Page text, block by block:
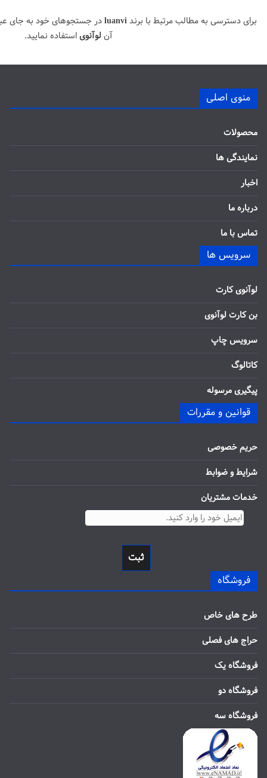
برای دسترسی به مطالب مرتبط با برندluanviدر جستجوهای خود به جای
آن لوآنویاستفاده نمایید.
منوی اصلی
محصولات
نمایندگی ها
اخبار
درباره ما
تماس با ما
سرویس ها
لوآنوی کارت
بن کارت لوآنوی
سرویس چاپ
کاتالوگ
پیگیری مرسوله
قوانین و مقررات
حریم خصوصی
شرایط و ضوابط
خدمات مشتریان
ثبت
فروشگاه
طرح های خاص
حراج های فصلی
فروشگاه یک
فروشگاه دو
فروشگاه سه